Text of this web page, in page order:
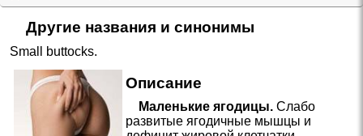
Другие названия и синонимы
Small buttocks.
Описание
Маленькие ягодицы.Слабо
развитые ягодичные мышцы и